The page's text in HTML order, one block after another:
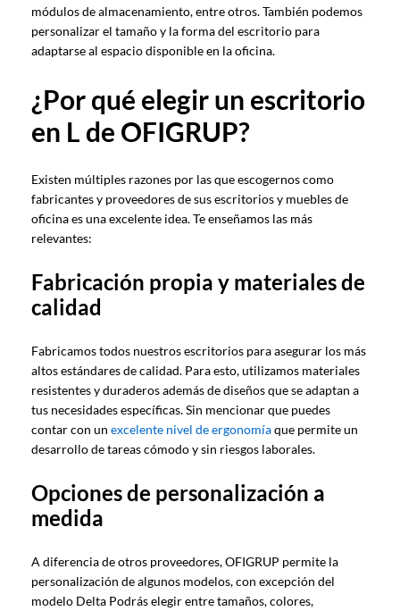
módulos de almacenamiento, entre otros. También podemos
personalizar el tamaño y la forma del escritorio para
adaptarse al espacio disponible en la oficina.
¿Por qué elegir un escritorio
en L de OFIGRUP?
Existen múltiples razones por las que escogernos como
fabricantes y proveedores de sus escritorios y muebles de
oficina es una excelente idea. Te enseñamos las más
relevantes:
Fabricación propia y materiales de
calidad
Fabricamos todos nuestros escritorios para asegurar los más
altos estándares de calidad. Para esto, utilizamos materiales
resistentes y duraderos además de diseños que se adaptan a
tus necesidades específicas. Sin mencionar que puedes
contar con un excelente nivel de ergonomíaque permite un
desarrollo de tareas cómodo y sin riesgos laborales.
Opciones de personalización a
medida
A diferencia de otros proveedores, OFIGRUP permite la
personalización de algunos modelos, con excepción del
modelo Delta Podrás elegir entre tamaños, colores,